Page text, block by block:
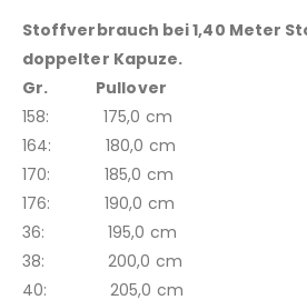
Stoffverbrauch bei 1,40 Meter
doppelter Kapuze.
Gr. Pullover
158: 175,0 cm
164: 180,0 cm
170: 185,0 cm
176: 190,0 cm
36: 195,0 cm
38: 200,0 cm
40: 205,0 cm